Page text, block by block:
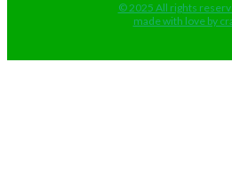
© 2025 All rights
made with love by